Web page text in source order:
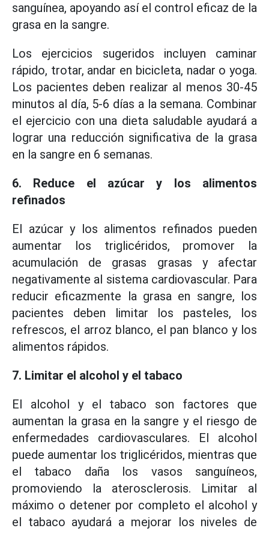
sanguínea, apoyando así el control eficaz de la
grasa en la sangre.
Los ejercicios sugeridos incluyen caminar
rápido, trotar, andar en bicicleta, nadar o yoga.
Los pacientes deben realizar al menos 30-45
minutos al día, 5-6 días a la semana. Combinar
el ejercicio con una dieta saludable ayudará a
lograr una reducción significativa de la grasa
en la sangre en 6 semanas.
6. Reduce el azúcar y los alimentos
refinados
El azúcar y los alimentos refinados pueden
aumentar los triglicéridos, promover la
acumulación de grasas grasas y afectar
negativamente al sistema cardiovascular. Para
reducir eficazmente la grasa en sangre, los
pacientes deben limitar los pasteles, los
refrescos, el arroz blanco, el pan blanco y los
alimentos rápidos.
7. Limitar el alcohol y el tabaco
El alcohol y el tabaco son factores que
aumentan la grasa en la sangre y el riesgo de
enfermedades cardiovasculares. El alcohol
puede aumentar los triglicéridos, mientras que
el tabaco daña los vasos sanguíneos,
promoviendo la aterosclerosis. Limitar al
máximo o detener por completo el alcohol y
el tabaco ayudará a mejorar los niveles de